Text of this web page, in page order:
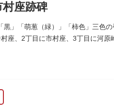
座跡碑
黒」「萌葱（緑）」「柿色」三色
座、2丁目に市村座、3丁目に河